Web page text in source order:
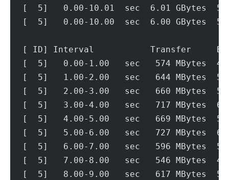
[  5]   0.00-10.01  sec  6.01 GBytes
[  5]   0.00-10.00  sec  6.00
[ ID] Interval           Transfer
[  5]   0.00-1.00   sec   574
[  5]   1.00-2.00   sec   644
[  5]   2.00-3.00   sec   660
[  5]   3.00-4.00   sec   717
[  5]   4.00-5.00   sec   669
[  5]   5.00-6.00   sec   727
[  5]   6.00-7.00   sec   596
[  5]   7.00-8.00   sec   546
[  5]   8.00-9.00   sec   617